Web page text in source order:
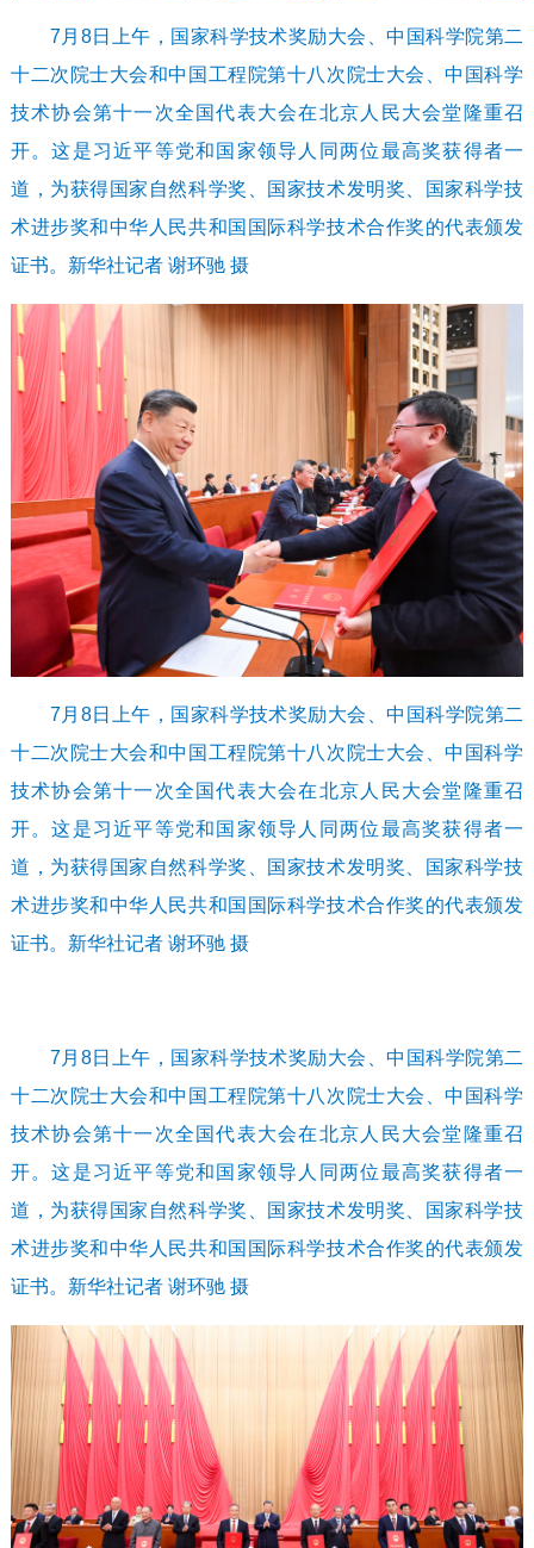
7月8日上午，国家科学技术奖励大会、中国科学院第二
十二次院士大会和中国工程院第十八次院士大会、中国科学
技术协会第十一次全国代表大会在北京人民大会堂隆重召
开。这是习近平等党和国家领导人同两位最高奖获得者一
道，为获得国家自然科学奖、国家技术发明奖、国家科学技
术进步奖和中华人民共和国国际科学技术合作奖的代表颁发
证书。新华社记者 谢环驰 摄
7月8日上午，国家科学技术奖励大会、中国科学院第二
十二次院士大会和中国工程院第十八次院士大会、中国科学
技术协会第十一次全国代表大会在北京人民大会堂隆重召
开。这是习近平等党和国家领导人同两位最高奖获得者一
道，为获得国家自然科学奖、国家技术发明奖、国家科学技
术进步奖和中华人民共和国国际科学技术合作奖的代表颁发
证书。新华社记者 谢环驰 摄
7月8日上午，国家科学技术奖励大会、中国科学院第二
十二次院士大会和中国工程院第十八次院士大会、中国科学
技术协会第十一次全国代表大会在北京人民大会堂隆重召
开。这是习近平等党和国家领导人同两位最高奖获得者一
道，为获得国家自然科学奖、国家技术发明奖、国家科学技
术进步奖和中华人民共和国国际科学技术合作奖的代表颁发
证书。新华社记者 谢环驰 摄